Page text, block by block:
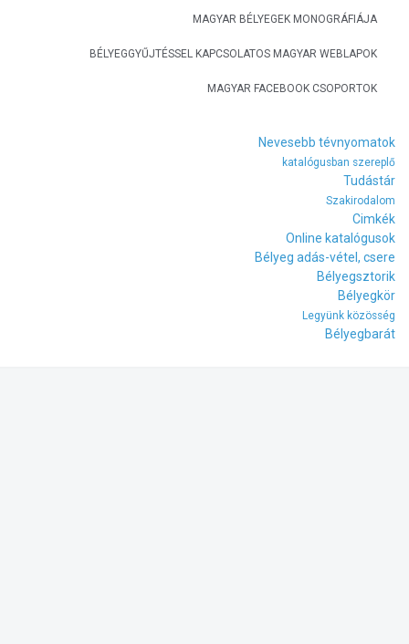
MAGYAR BÉLYEGEK MONOGRÁFIÁJA
BÉLYEGGYŰJTÉSSEL KAPCSOLATOS MAGYAR WEBLAPOK
MAGYAR FACEBOOK CSOPORTOK
Nevesebb tévnyomatok
katalógusban szereplő
Tudástár
Szakirodalom
Cimkék
Online katalógusok
Bélyeg adás-vétel, csere
Bélyegsztorik
Bélyegkör
Legyünk közösség
Bélyegbarát